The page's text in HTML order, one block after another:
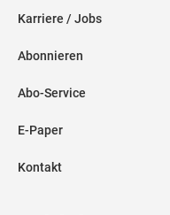
Karriere / Jobs
Abonnieren
Abo-Service
E-Paper
Kontakt